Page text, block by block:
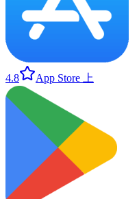
4.8 App Store 上